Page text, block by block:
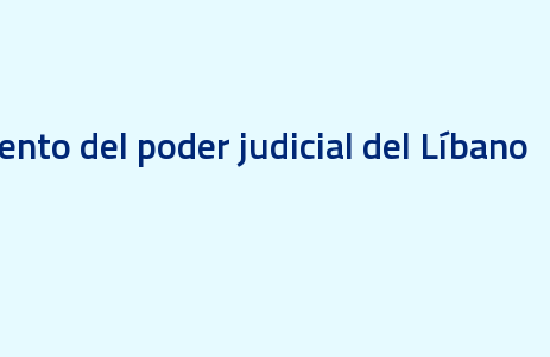
del poder judicial del Líbano